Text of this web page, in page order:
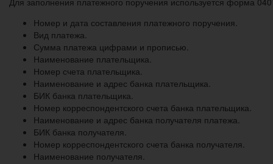
Номер и дата составления платежного поручения.
Вид платежа.
Сумма платежа цифрами и прописью.
Наименование плательщика.
Номер счета плательщика.
Наименование и адрес банка плательщика.
БИК банка плательщика.
Номер корреспондентского счета банка плательщика.
Наименование и адрес банка получателя платежа.
БИК банка получателя.
Номер корреспондентского счета банка получателя.
Наименование получателя.